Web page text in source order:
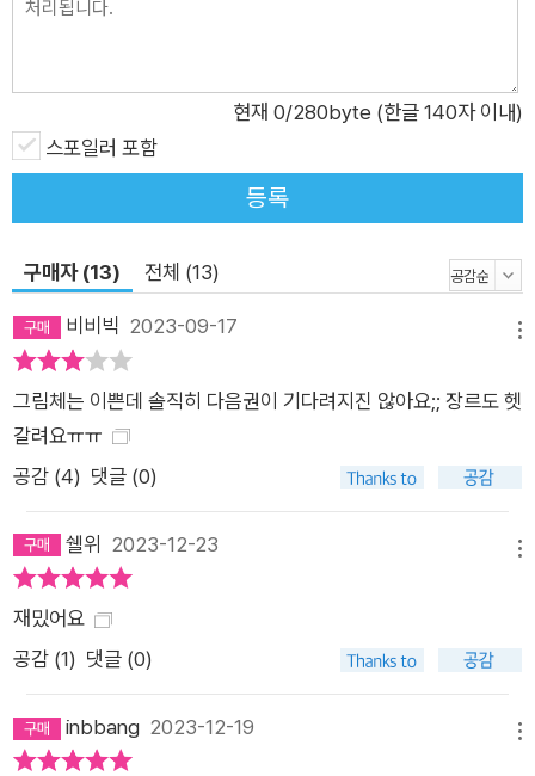
현재 0/280byte (한글 140자 이내)
스포일러 포함
등록
구매자 (13) 전체 (13)
비비빅 2023-09-17
그림체는 이쁜데 솔직히 다음권이 기다려지진 않아요;; 장르도 헷
갈려요ㅠㅠ
공감 (4) 댓글 (0)
쉘위 2023-12-23
재밌어요
공감 (1) 댓글 (0)
inbbang 2023-12-19